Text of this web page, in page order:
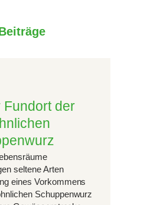
Fundort der
seltene Arten
eines Vorkommens
Schuppenwurz